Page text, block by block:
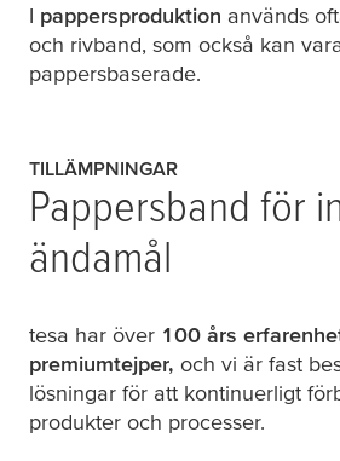
I pappersproduktion används
och rivband, som också kan
pappersbaserade.
TILLÄMPNINGAR
Pappersband för
ändamål
tesa har över 100 års
premiumtejper, och vi är fast
lösningar för att kontinuerligt
produkter och processer.